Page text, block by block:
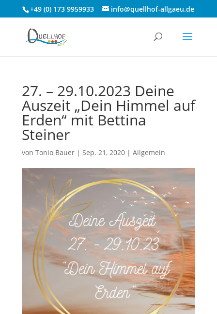
+49 (0) 173 9959933 info@quellhof-allgaeu.de
27. – 29.10.2023 Deine
Auszeit „Dein Himmel auf
Erden“ mit Bettina
Steiner
von Tonio Bauer| Sep. 21, 2020| Allgemein